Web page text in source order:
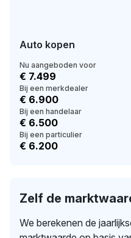
Auto kopen
Nu aangeboden voor
€ 7.499
Bij een merkdealer
€ 6.900
Bij een handelaar
€ 6.500
Bij een particulier
€ 6.200
Zelf de
We berekenen de